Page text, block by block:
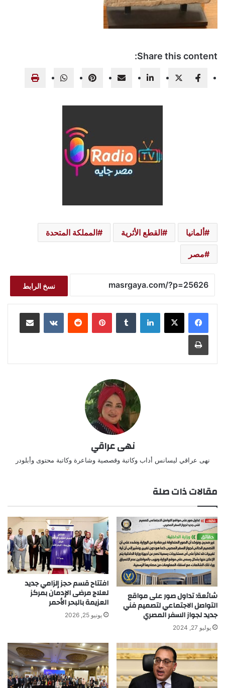
Share this content:
ألمانيا القطع الأثرية المملكة المتحدة
مصر
نسخ الرابط
لينكدإن بينتيريست مشاركة عبر البريد
طباعة
نهى عراقي
نهى عراقي ليسانس أداب وكاتبة وقصصية وشاعرة وكاتبة محتوى وأبلودر
مقالات ذات صلة
شائعة: تداول صور على مواقع
التواصل الاجتماعي لتصميم فني
جديد لجواز السفر المصري
يوليو 27, 2024
افتتاح قسم حجز إلزامي جديد
لعلاج مرضى الإدمان بمركز
العزيمة بالبحر الأحمر
يونيو 25, 2026